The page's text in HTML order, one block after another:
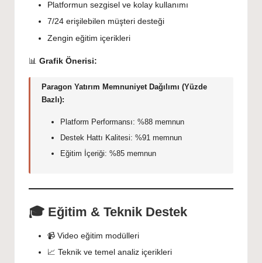
Platformun sezgisel ve kolay kullanımı
7/24 erişilebilen müşteri desteği
Zengin eğitim içerikleri
📊 Grafik Önerisi:
Paragon Yatırım Memnuniyet Dağılımı (Yüzde
Bazlı):
Platform Performansı: %88 memnun
Destek Hattı Kalitesi: %91 memnun
Eğitim İçeriği: %85 memnun
🎓 Eğitim & Teknik Destek
📹 Video eğitim modülleri
📈 Teknik ve temel analiz içerikleri